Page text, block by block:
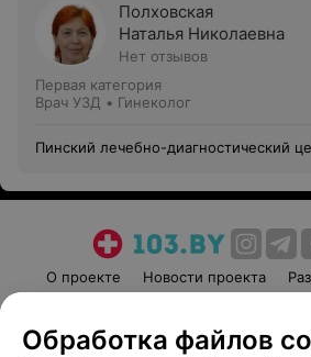
Полховская
Наталья Николаевна
Нет отзывов
Первая категория
Врач УЗД • Гинеколог
Пинский лечебно-диагностический
О проекте Новости проекта
Пользовательское соглашение
Обработка файлов